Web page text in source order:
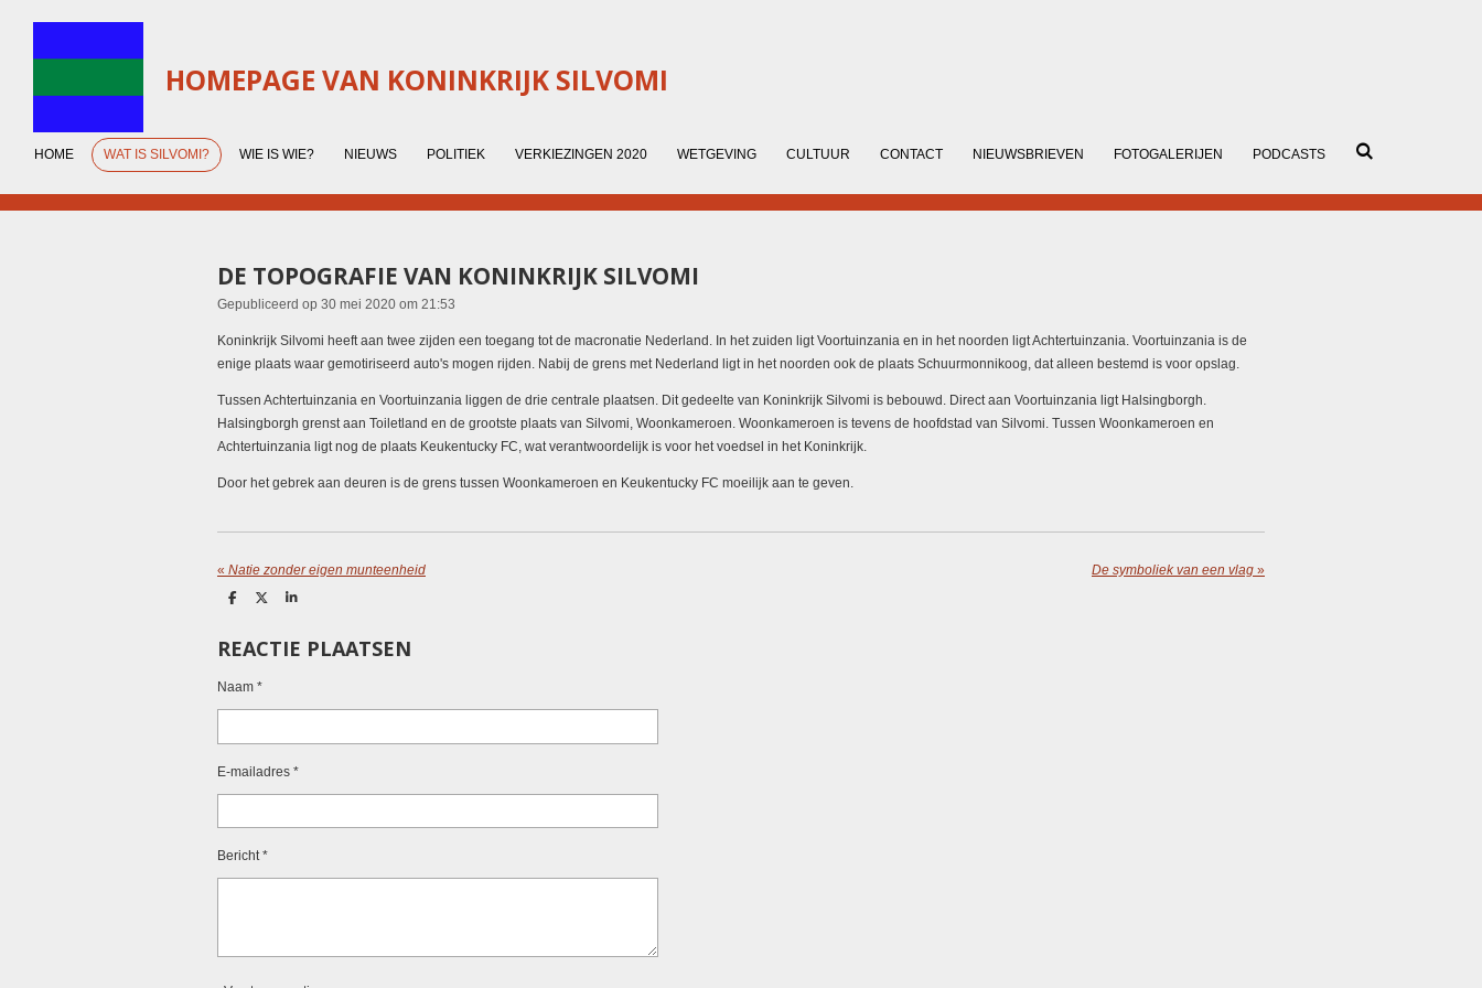
HOMEPAGE VAN KONINKRIJK SILVOMI
HOME WAT IS SILVOMI? WIE IS WIE? NIEUWS POLITIEK VERKIEZINGEN 2020 WETGEVING CULTUUR CONTACT NIEUWSBRIEVEN FOTOGALERIJEN PODCASTS
DE TOPOGRAFIE VAN KONINKRIJK SILVOMI
Gepubliceerd op 30 mei 2020 om 21:53
Koninkrijk Silvomi heeft aan twee zijden een toegang tot de macronatie Nederland. In het zuiden ligt Voortuinzania en in het noorden ligt Achtertuinzania. Voortuinzania is de
enige plaats waar gemotiriseerd auto's mogen rijden. Nabij de grens met Nederland ligt in het noorden ook de plaats Schuurmonnikoog, dat alleen bestemd is voor opslag.
Tussen Achtertuinzania en Voortuinzania liggen de drie centrale plaatsen. Dit gedeelte van Koninkrijk Silvomi is bebouwd. Direct aan Voortuinzania ligt Halsingborgh.
Halsingborgh grenst aan Toiletland en de grootste plaats van Silvomi, Woonkameroen. Woonkameroen is tevens de hoofdstad van Silvomi. Tussen Woonkameroen en
Achtertuinzania ligt nog de plaats Keukentucky FC, wat verantwoordelijk is voor het voedsel in het Koninkrijk.
Door het gebrek aan deuren is de grens tussen Woonkameroen en Keukentucky FC moeilijk aan te geven.
« Natie zonder eigen munteenheid De symboliek van een vlag »
D
e
n
D
l
S
r
e
REACTIE PLAATSEN
Naam *
E-mailadres *
Bericht *